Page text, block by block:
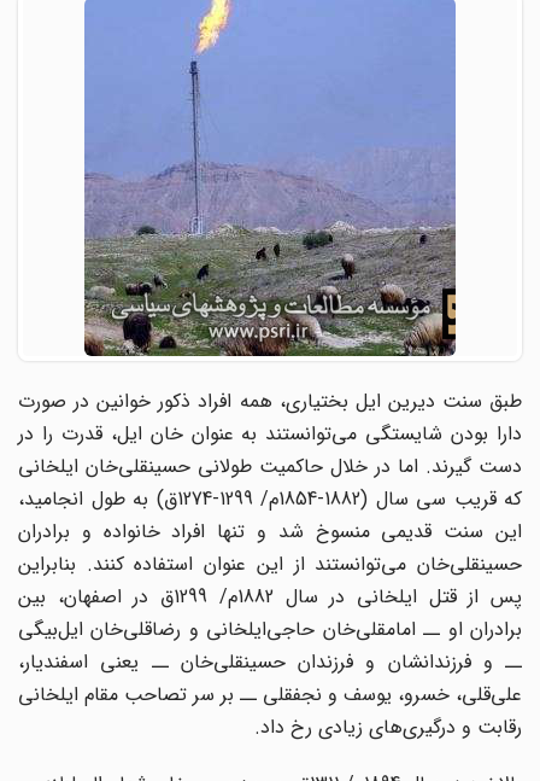
طبق سنت دیرین ایل بختیاری، همه افراد ذکور خوانین در صورت
دارا بودن شایستگی میتوانستند به عنوان خان ایل، قدرت را در
دست گیرند. اما در خلال حاکمیت طولانی حسینقلیخان ایلخانی
که قریب سی سال (1882-1854م/ 1299-1274ق) به طول انجامید،
این سنت قدیمی منسوخ شد و تنها افراد خانواده و برادران
حسینقلیخان میتوانستند از این عنوان استفاده کنند. بنابراین
پس از قتل ایلخانی در سال 1882م/ 1299ق در اصفهان، بین
برادران او ــ امامقلیخان حاجیایلخانی و رضاقلیخان ایلبیگی
ــ و فرزندانشان و فرزندان حسینقلیخان ــ یعنی اسفندیار،
علیقلی، خسرو، یوسف و نجفقلی ــ بر سر تصاحب مقام ایلخانی
رقابت و درگیریهای زیادی رخ داد.